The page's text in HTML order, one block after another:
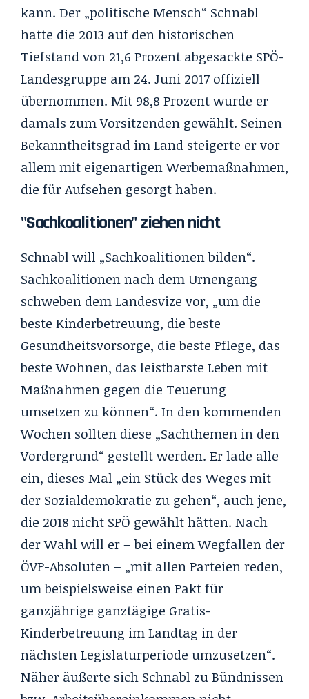
kann. Der „politische Mensch“ Schnabl
hatte die 2013 auf den historischen
Tiefstand von 21,6 Prozent abgesackte SPÖ-
Landesgruppe am 24. Juni 2017 offiziell
übernommen. Mit 98,8 Prozent wurde er
damals zum Vorsitzenden gewählt. Seinen
Bekanntheitsgrad im Land steigerte er vor
allem mit eigenartigen Werbemaßnahmen,
die für Aufsehen gesorgt haben.
"Sachkoalitionen" ziehen nicht
Schnabl will „Sachkoalitionen bilden“.
Sachkoalitionen nach dem Urnengang
schweben dem Landesvize vor, „um die
beste Kinderbetreuung, die beste
Gesundheitsvorsorge, die beste Pflege, das
beste Wohnen, das leistbarste Leben mit
Maßnahmen gegen die Teuerung
umsetzen zu können“. In den kommenden
Wochen sollten diese „Sachthemen in den
Vordergrund“ gestellt werden. Er lade alle
ein, dieses Mal „ein Stück des Weges mit
der Sozialdemokratie zu gehen“, auch jene,
die 2018 nicht SPÖ gewählt hätten. Nach
der Wahl will er – bei einem Wegfallen der
ÖVP-Absoluten – „mit allen Parteien reden,
um beispielsweise einen Pakt für
ganzjährige ganztägige Gratis-
Kinderbetreuung im Landtag in der
nächsten Legislaturperiode umzusetzen“.
Näher äußerte sich Schnabl zu Bündnissen